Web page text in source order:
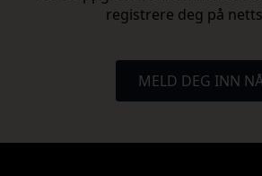
registrere deg på
MELD DEG INN